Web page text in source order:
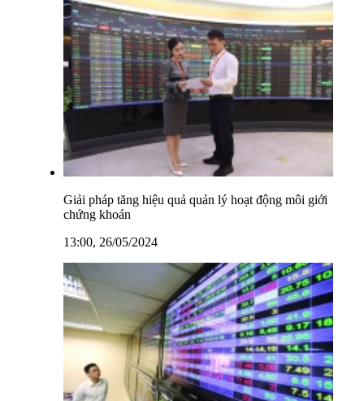
Giải pháp tăng hiệu quả quản lý hoạt động môi giới
chứng khoán
13:00, 26/05/2024